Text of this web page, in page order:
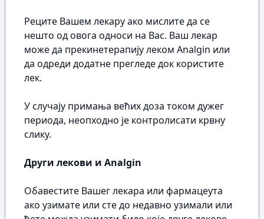
Реците Вашем лекару ако мислите да се
нешто од овога односи на Вас. Ваш лекар
може да прекинетерапију леком Analgin или
да одреди додатне прегледе док користите
лек.
У случају примања већих доза током дужег
периода, неопходно је контролисати крвну
слику.
Други лекови и Analgin
Обавестите Вашег лекара или фармацеута
ако узимате или сте до недавно узимали или